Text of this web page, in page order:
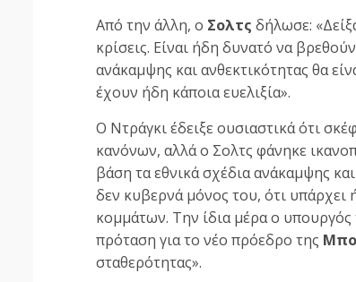
Από την άλλη, ο Σολτς δήλωσε:
κρίσεις. Είναι ήδη δυνατό να
ανάκαμψης και ανθεκτικότητας θα
έχουν ήδη κάποια ευελιξία».
Ο Ντράγκι έδειξε ουσιαστικά ότι
κανόνων, αλλά ο Σολτς φάνηκε
βάση τα εθνικά σχέδια ανάκαμψης
δεν κυβερνά μόνος του, ότι
κομμάτων. Την ίδια μέρα ο
πρόταση για το νέο πρόεδρο της
σταθερότητας».